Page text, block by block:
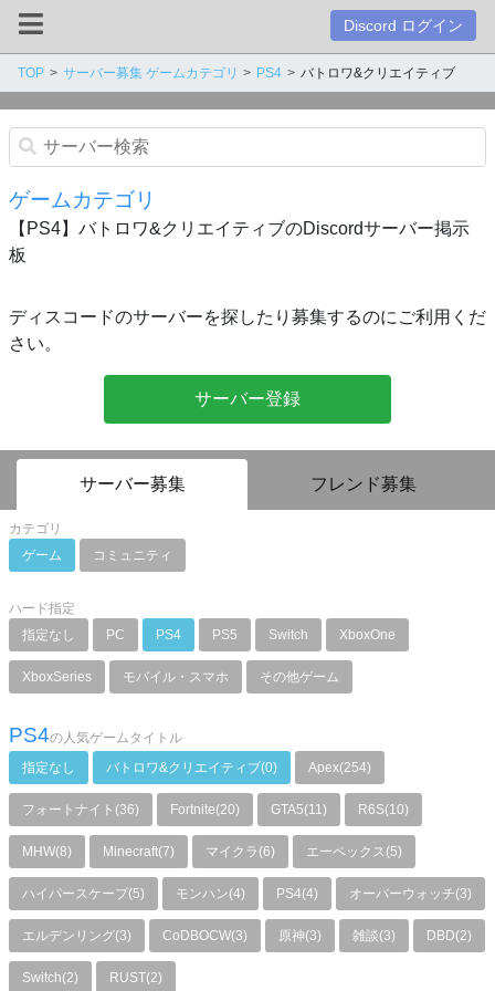
Discord ログイン
TOP サーバー募集 ゲームカテゴリ PS4 バトロワ&クリエイティブ
ゲームカテゴリ
【PS4】バトロワ&クリエイティブのDiscordサーバー掲示
板
ディスコードのサーバーを探したり募集するのにご利用くだ
さい。
サーバー登録
サーバー募集 フレンド募集
カテゴリ
ゲーム
コミュニティ
ハード指定
指定なし
PC PS4 PS5 Switch XboxOne
XboxSeries モバイル・スマホ その他ゲーム
PS4の人気ゲームタイトル
指定なし
バトロワ&クリエイティブ(0) Apex(254)
フォートナイト(36) Fortnite(20) GTA5(11) R6S(10)
MHW(8) Minecraft(7) マイクラ(6) エーペックス(5)
ハイパースケープ(5) モンハン(4) PS4(4) オーバーウォッチ(3)
エルデンリング(3) CoDBOCW(3) 原神(3) 雑談(3) DBD(2)
Switch(2) RUST(2)